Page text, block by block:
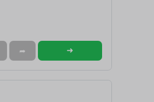
➦ ➜